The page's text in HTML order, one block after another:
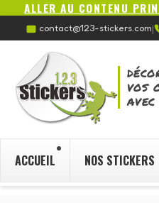
ALLER AU CONTENU
contact@123-stickers.com|
VOS
ACCUEIL NOS STICKERS